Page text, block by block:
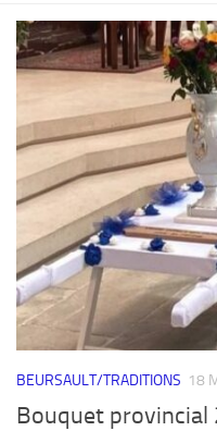
BEURSAULT/TRADITIONS 18
Bouquet provincial